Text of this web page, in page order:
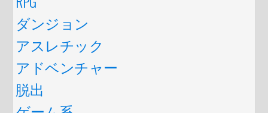
ダンジョン
アスレチック
アドベンチャー
脱出